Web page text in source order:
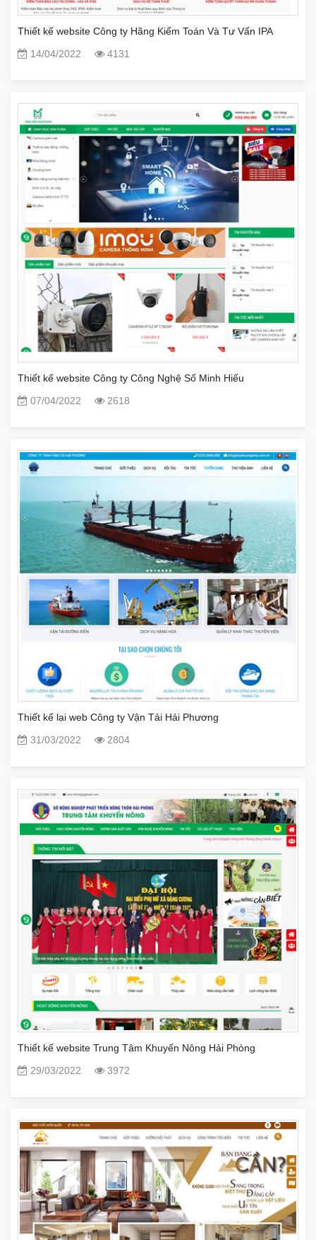
Thiết kế website Công ty Hãng Kiểm Toán Và Tư Vấn IPA
14/04/2022
4131
Thiết kế website Công ty Công Nghệ Số Minh Hiếu
07/04/2022
2618
Thiết kế lại web Công ty Vận Tải Hải Phương
31/03/2022
2804
Thiết kế website Trung Tâm Khuyến Nông Hải Phòng
29/03/2022
3972